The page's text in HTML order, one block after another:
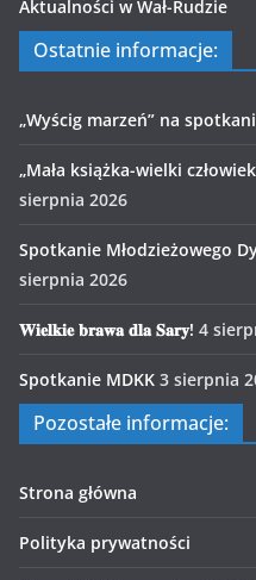
Aktualności w Wał-Rudzie
Ostatnie informacje:
„Wyścig marzeń” na
„Mała książka-wielki
sierpnia 2026
Spotkanie Młodzieżowego
sierpnia 2026
𝐖𝐢𝐞𝐥𝐤𝐢𝐞 𝐛𝐫𝐚𝐰𝐚 𝐝𝐥𝐚 𝐒𝐚𝐫𝐲! 4
Spotkanie MDKK 3 sierpnia
Pozostałe informacje:
Strona główna
Polityka prywatności